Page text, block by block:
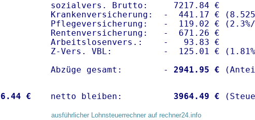
sozialvers. Brutto:     7217.84 €
Krankenversicherung:  -  441.17 €
Pflegeversicherung:   -  119.02 € (2.3%/
Rentenversicherung:   -  671.26 €
Arbeitslosenvers.:    -   93.83 €
Z-Vers. VBL:          -  125.01 € ( 1.81%
Abzüge gesamt:        -
2941.95 €
€ netto bleiben: 3964.49 €
ausführlicher Lohnsteuerrechner auf rechner24.info